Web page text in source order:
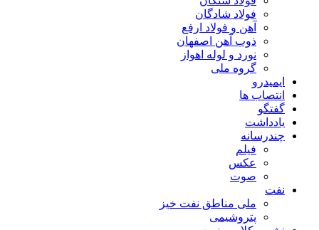
فولاد شادگان
آهن و فولاد ارفع
ذوب آهن اصفهان
نورد و لوله اهواز
گروه ملی
ایمیدرو
انتصاب ها
گفتگو
یادداشت
چندرسانه
فیلم
عکس
صوت
نفت
ملی مناطق نفت خیز
پتروشیمی